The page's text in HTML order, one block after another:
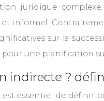
juridique
et informel.
sur la
une planification
indirecte ?
est essentiel de